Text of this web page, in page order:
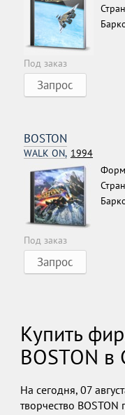
Под заказ
Запрос
BOSTON
WALK ON, 1994
Под заказ
Запрос
Купить
BOSTON в
На сегодня, 07
творчество